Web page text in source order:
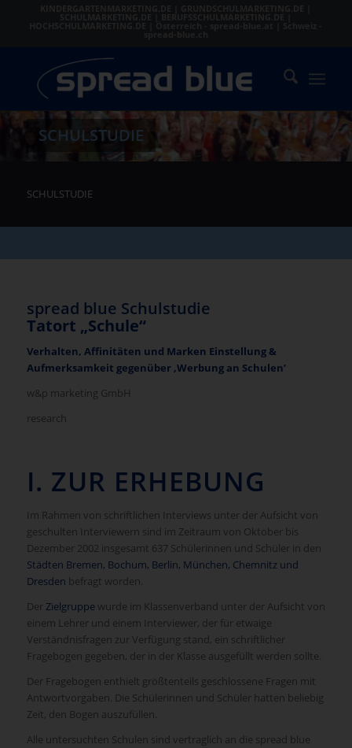
SCHULSTUDIE
SCHULSTUDIE
spread blue Schulstudie
Tatort „Schule“
Verhalten, Affinitäten und Marken Einstellung &
Aufmerksamkeit gegenüber ‚Werbung an Schulen’
w&p marketing GmbH
research
I. ZUR ERHEBUNG
Im Rahmen von schriftlichen Interviews unter der Aufsicht von
geschulten Interviewern sind im Zeitraum von Oktober bis
Dezember 2002 insgesamt 637 Schülerinnen und Schüler in den
Städten Bremen, Bochum, Berlin, München, Chemnitz und
Dresden befragt worden.
Der Zielgruppewurde im Klassenverband unter der Aufsicht von
einem Lehrer und einem Interviewer, der für etwaige
Verständnisfragen zur Verfügung stand, ein schriftlicher
Fragebogen gegeben, der in der Klasse ausgefüllt werden sollte.
Der Fragebogen enthielt größtenteils geschlossene Fragen mit
Antwortvorgaben. Die Schülerinnen und Schüler hatten beliebig
Zeit, den Bogen auszufüllen.
Alle untersuchten Schulen sind vertraglich an die spread blue